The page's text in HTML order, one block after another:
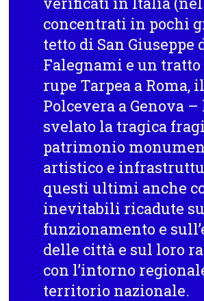
concentrati in pochi
tetto di San Giuseppe
Falegnami e un
rupe Tarpea a Roma,
Polcevera a Genova
svelato la tragica
patrimonio
artistico e
questi ultimi anche
inevitabili ricadute
funzionamento e
delle città e sul loro
con l’intorno
territorio nazionale.